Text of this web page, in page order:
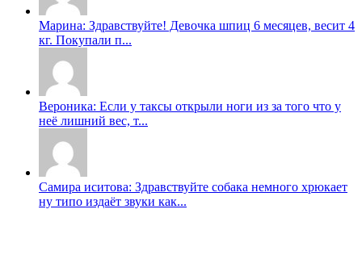
Марина: Здравствуйте! Девочка шпиц 6 месяцев, весит 4
кг. Покупали п...
Вероника: Если у таксы открыли ноги из за того что у
неë лишний вес, т...
Самира иситова: Здравствуйте собака немного хрюкает
ну типо издаёт звуки как...